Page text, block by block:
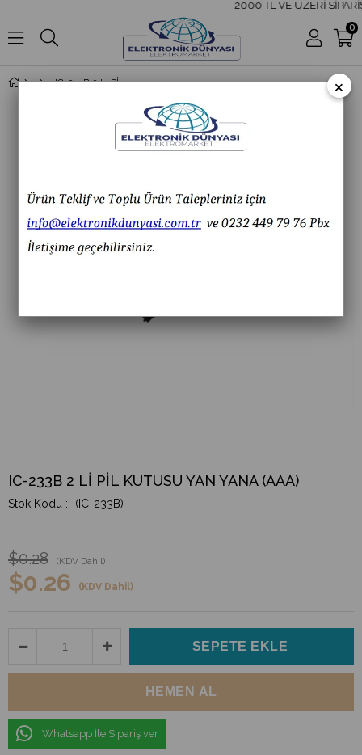
2000 TL VE ÜZERİ
0
IC-233B 2 Lİ PİL KUTUSU YAN YANA (AAA)
IC-233B 2 Lİ PİL KUTUSU YAN YANA (AAA)
(IC-233B)
$0.28 (KDV Dahil)
$0.26 (KDV Dahil)
Whatsapp İle Sipariş ver
×